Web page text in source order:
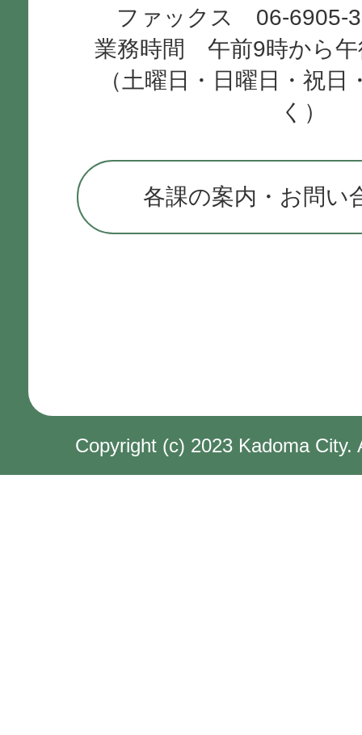
ファックス 06-6905-
業務時間 午前9時から午
（土曜日・日曜日・祝日
く）
各課の案内・お問い
Copyright (c) 2023 Kadoma City.